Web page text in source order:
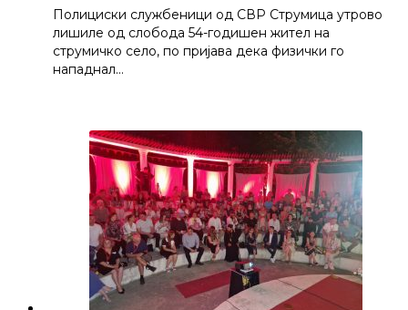
Полициски службеници од СВР Струмица утрово
лишиле од слобода 54-годишен жител на
струмичко село, по пријава дека физички го
нападнал…